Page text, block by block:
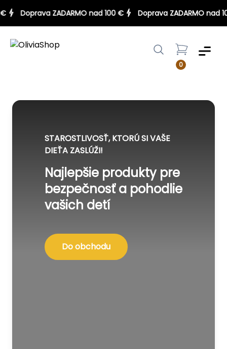
€ Doprava ZADARMO nad 100 € Doprava ZADARMO
0
Menu
STAROSTLIVOSŤ, KTORÚ SI VAŠE
DIEŤA ZASLÚŽI!
Najlepšie produkty pre
bezpečnosť a pohodlie
vašich detí
Do obchodu